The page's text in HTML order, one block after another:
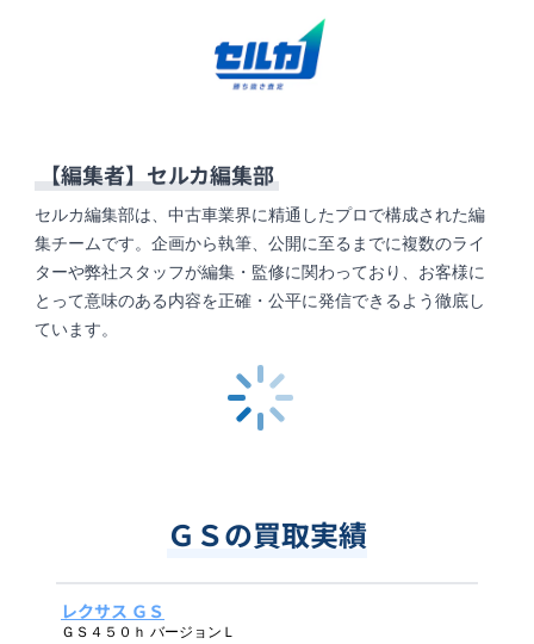
【編集者】セルカ編集部
セルカ編集部は、中古車業界に精通したプロで構成された編
集チームです。企画から執筆、公開に至るまでに複数のライ
ターや弊社スタッフが編集・監修に関わっており、お客様に
とって意味のある内容を正確・公平に発信できるよう徹底し
ています。
ＧＳの買取実績
レクサス ＧＳ
ＧＳ４５０ｈ バージョンＬ